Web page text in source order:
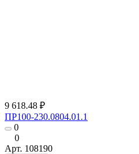
9 618.48 ₽
ПР100-230.0804.01.1
0
0
Арт. 108190